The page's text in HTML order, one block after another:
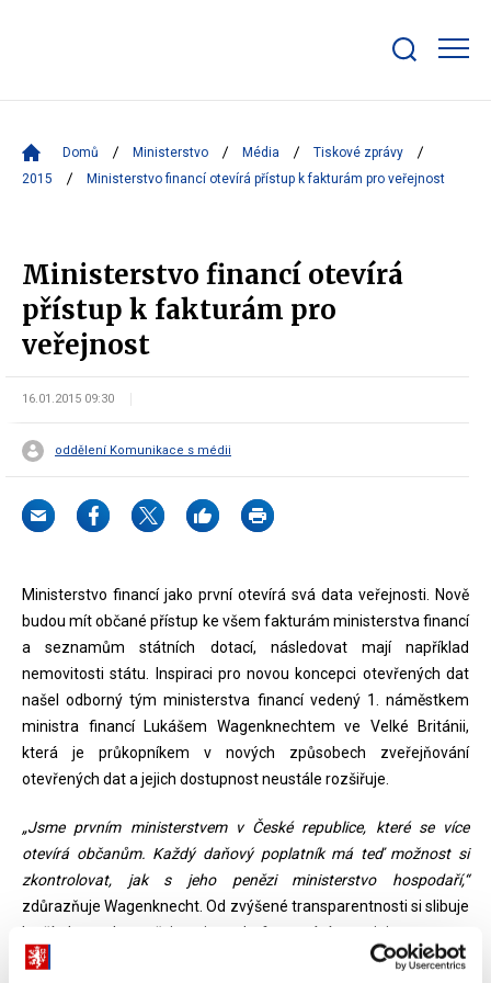
bar
Domů Ministerstvo Média
Tiskové zprávy
2015
Ministerstvo financí otevírá přístup k fakturám pro veřejnost
Ministerstvo financí otevírá
přístup k fakturám pro
veřejnost
16.01.2015 09:30
oddělení Komunikace s médii
Ministerstvo financí jako první otevírá svá data veřejnosti. Nově
budou mít občané přístup ke všem fakturám ministerstva financí
a seznamům státních dotací, následovat mají například
nemovitosti státu. Inspiraci pro novou koncepci otevřených dat
našel odborný tým ministerstva financí vedený 1. náměstkem
ministra financí Lukášem Wagenknechtem ve Velké Británii,
která je průkopníkem v nových způsobech zveřejňování
otevřených dat a jejich dostupnost neustále rozšiřuje.
„Jsme prvním ministerstvem v České republice, které se více
otevírá občanům. Každý daňový poplatník má teď možnost si
zkontrolovat, jak s jeho penězi ministerstvo hospodaří,“
zdůrazňuje Wagenknecht. Od zvýšené transparentnosti si slibuje
lepší kontrolu veřejnosti nad fungováním ministerstva a
potenciálně i úspory.